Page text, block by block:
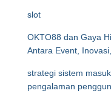
slot
OKTO88 dan Gaya
Antara Event,
strategi sistem
pengalaman